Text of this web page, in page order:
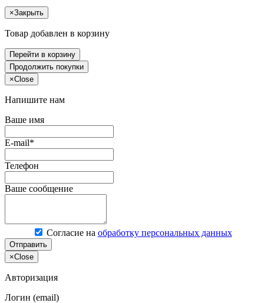
×Закрыть
Товар добавлен в корзину
Перейти в корзину
Продолжить покупки
×Close
Напишите нам
Ваше имя
E-mail*
Телефон
Ваше сообщение
Согласие на обработку персональных данных
Отправить
×Close
Авторизация
Логин (email)